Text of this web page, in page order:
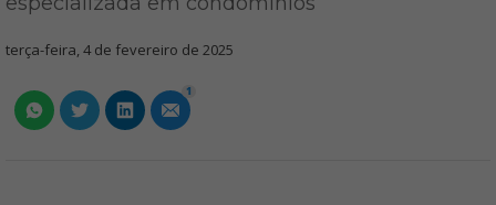
terça-feira, 4 de fevereiro de 2025
1